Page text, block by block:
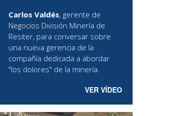
Carlos Valdés, gerente de
Negocios División Minería de
Resiter, para conversar sobre
una nueva gerencia de la
compañía dedicada a abordar
"los dolores" de la minería.
VER VÍDEO